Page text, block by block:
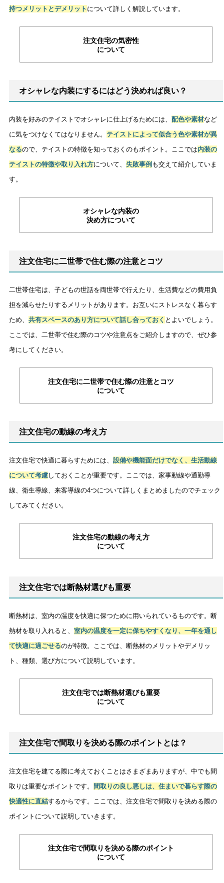
持つメリットとデメリット について詳しく解説しています。
注文住宅の気密性
について
オシャレな内装にするにはどう決めれば良い？
内装を好みのテイストでオシャレに仕上げるためには、 配色や素材など
に気をつけなくてはなりません。 テイストによって似合う色や素材が異
なるので、テイストの特徴を知っておくのもポイント。ここでは内装の
テイストの特徴や取り入れ方について、 失敗事例 も交えて紹介していま
す。
オシャレな内装の
決め方について
注文住宅に二世帯で住む際の注意とコツ
二世帯住宅は、子どもの世話を両世帯で行えたり、生活費などの費用負
担を減らせたりするメリットがあります。お互いにストレスなく暮らす
ため、 共有スペースのあり方について話し合っておく とよいでしょう。
ここでは、二世帯で住む際のコツや注意点をご紹介しますので、ぜひ参
考にしてください。
注文住宅に二世帯で住む際の注意とコツ
について
注文住宅の動線の考え方
注文住宅で快適に暮らすためには、 設備や機能面だけでなく、生活動線
について考慮しておくことが重要です。ここでは、家事動線や通勤導
線、衛生導線、来客導線の4つについて詳しくまとめましたのでチェック
してみてください。
注文住宅の動線の考え方
について
注文住宅では断熱材選びも重要
断熱材は、室内の温度を快適に保つために用いられているものです。断
熱材を取り入れると、 室内の温度を一定に保ちやすくなり、一年を通し
て快適に過ごせるのが特徴。ここでは、断熱材のメリットやデメリッ
ト、種類、選び方について説明しています。
注文住宅では断熱材選びも重要
について
注文住宅で間取りを決める際のポイントとは？
注文住宅を建てる際に考えておくことはさまざまありますが、中でも間
取りは重要なポイントです。
間取りの良し悪しは、住まいで暮らす際の
快適性に直結するからです。ここでは、注文住宅で間取りを決める際の
ポイントについて説明していきます。
注文住宅で間取りを決める際のポイント
について